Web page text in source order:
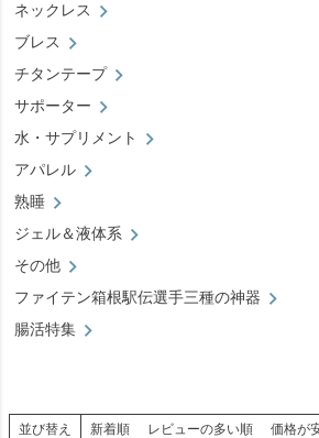
ネックレス
ブレス
チタンテープ
サポーター
水・サプリメント
アパレル
熟睡
ジェル＆液体系
その他
ファイテン箱根駅伝選手三種の神器
腸活特集
並び替え 新着順 レビューの多い順 価格が